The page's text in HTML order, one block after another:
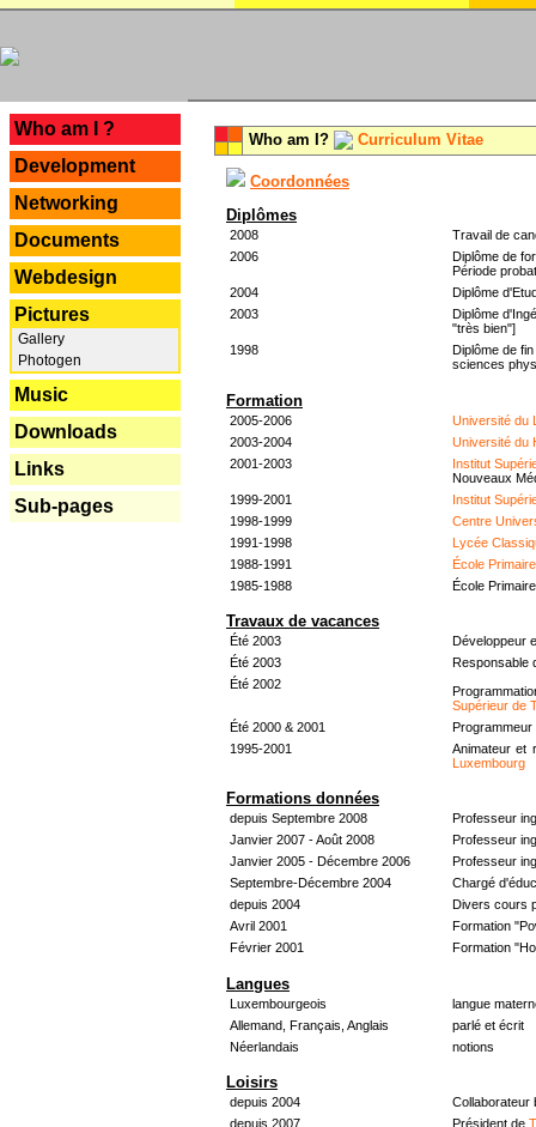
Who am I ?
Development
Networking
Documents
Webdesign
Pictures
Gallery
Photogen
Music
Downloads
Links
Sub-pages
Who am I? Curriculum Vitae
Coordonnées
Diplômes
2008
Travail de
2006
Diplôme de
Période
2004
Diplôme
2003
Diplôme
"très bien"]
1998
Diplôme de
sciences
Formation
2005-2006
Université du
2003-2004
Université du
2001-2003
Institut
Nouveaux
1999-2001
Institut
1998-1999
Centre
1991-1998
Lycée
1988-1991
École
1985-1988
École
Travaux de vacances
Été 2003
Développeur
Été 2003
Responsable
Été 2002
Supérieur de
Été 2000 & 2001
Programmeur
1995-2001
Animateur et
Luxembourg
Formations données
depuis Septembre 2008
Professeur
Janvier 2007 - Août 2008
Professeur
Janvier 2005 - Décembre 2006
Professeur
Septembre-Décembre 2004
Chargé
depuis 2004
Divers cours
Avril 2001
Formation
Février 2001
Formation
Langues
Luxembourgeois
langue
Allemand, Français, Anglais
parlé et écrit
Néerlandais
notions
Loisirs
depuis 2004
Collaborateur
depuis 2007
Président de